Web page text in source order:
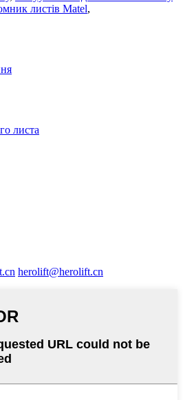
листів Matel,
листа
herolift@herolift.cn